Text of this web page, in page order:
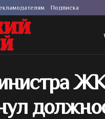
Подписка